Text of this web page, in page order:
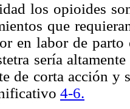
los opioides
que
en labor de
sería
de corta acción y
4-6.